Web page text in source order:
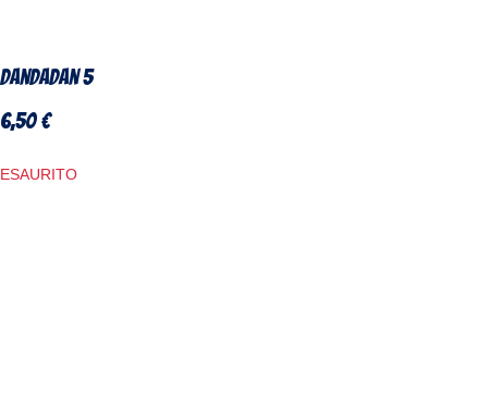
DanDaDan 5
6,50€
ESAURITO